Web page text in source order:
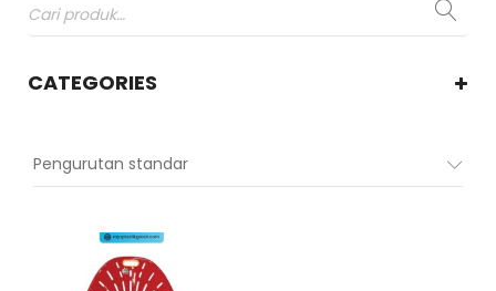
CATEGORIES
Pengurutan standar